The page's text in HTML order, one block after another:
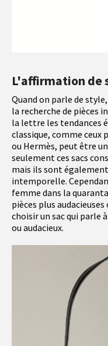
L'affirmation de
Quand on parle de
la recherche de pièces
la lettre les tendances
classique, comme ceux
ou Hermès, peut être
seulement ces sacs
mais ils sont
intemporelle.
femme dans la
pièces plus
choisir un sac qui parle
ou audacieux.